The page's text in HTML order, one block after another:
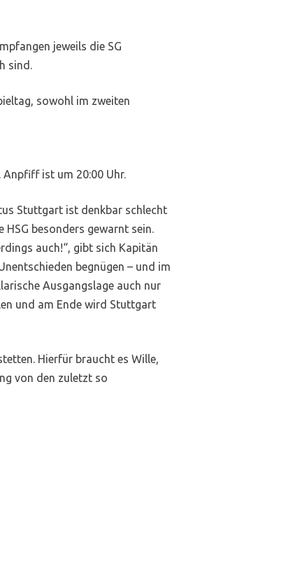
jeweils die SG
sind.
sowohl im zweiten
ist um 20:00 Uhr.
Stuttgart ist denkbar schlecht
besonders gewarnt sein.
auch!“, gibt sich Kapitän
begnügen – und im
Ausgangslage auch nur
und am Ende wird Stuttgart
Hierfür braucht es Wille,
von den zuletzt so